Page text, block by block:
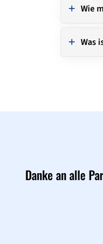
Wie
Was
Danke an alle